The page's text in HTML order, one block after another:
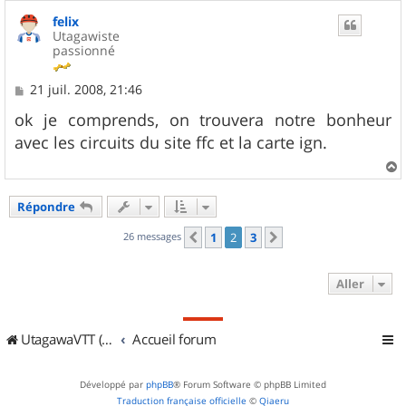
felix
Utagawiste
passionné
M
s
s
a
e
21 juil. 2008, 21:46
ok je comprends, on trouvera notre bonheur
avec les circuits du site ffc et la carte ign.
a
Répondre
26 messages Précédent
1 2 3
Aller
UtagawaVTT (Randos VTT et VTTAE avec traces GPS) Accueil forum
Développé par phpBB® Forum Software © phpBB Limited
Traduction française officielle © Qiaeru